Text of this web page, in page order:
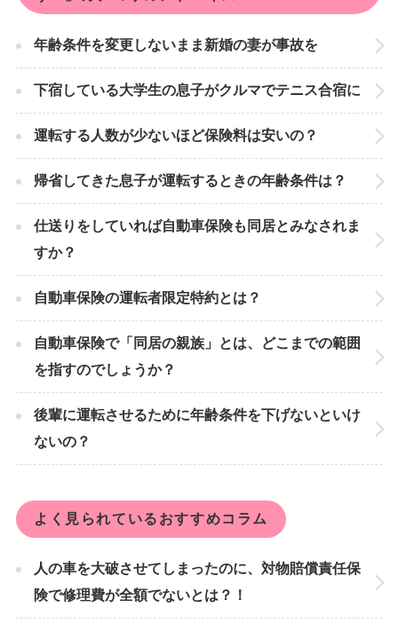
年齢条件を変更しないまま新婚の妻が事故を
下宿している大学生の息子がクルマでテニス合宿に
運転する人数が少ないほど保険料は安いの？
帰省してきた息子が運転するときの年齢条件は？
仕送りをしていれば自動車保険も同居とみなされま
すか？
自動車保険の運転者限定特約とは？
自動車保険で「同居の親族」とは、どこまでの範囲
を指すのでしょうか？
後輩に運転させるために年齢条件を下げないといけ
ないの？
よく見られているおすすめコラム
人の車を大破させてしまったのに、対物賠償責任保
険で修理費が全額でないとは？！